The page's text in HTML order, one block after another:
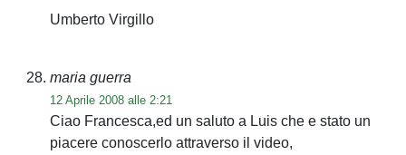
Umberto Virgillo
maria guerra
12 Aprile 2008 alle 2:21
Ciao Francesca,ed un saluto a Luis che e stato un
piacere conoscerlo attraverso il video,